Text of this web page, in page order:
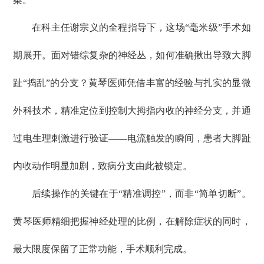
在科主任谢宗义的全程指导下，这场“毫米级”手术如
期展开。面对错综复杂的神经丛，如何准确揪出导致大脚
趾“捣乱”的分支？黄琴医师凭借丰富的经验与扎实的显微
外科技术，精准定位到控制大拇指内收的神经分支，并通
过电生理刺激进行验证——电流触发的瞬间，患者大脚趾
内收动作明显加剧，致病分支由此被锁定。
后续操作的关键在于“精准调控”，而非“简单切断”。
黄琴医师精细把握神经处理的比例，在解除症状的同时，
最大限度保留了正常功能，手术顺利完成。